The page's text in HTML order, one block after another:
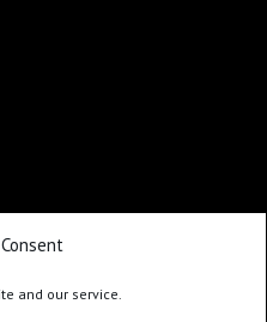
and our service.